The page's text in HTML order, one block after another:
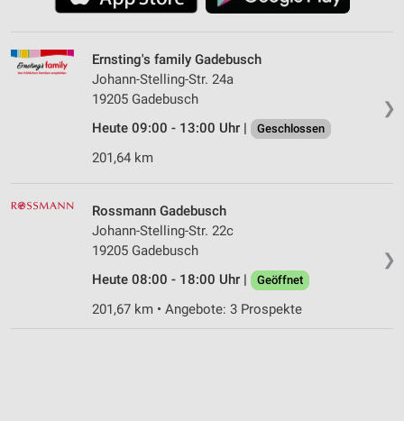
❯
Ernsting's family Gadebusch
Johann-Stelling-Str. 24a
19205 Gadebusch
Heute 09:00 - 13:00 Uhr |
Geschlossen
201,64 km
❯
Rossmann Gadebusch
Johann-Stelling-Str. 22c
19205 Gadebusch
Heute 08:00 - 18:00 Uhr |
Geöffnet
201,67 km • Angebote: 3 Prospekte